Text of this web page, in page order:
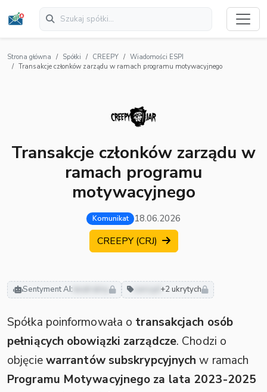
Strona główna Spółki CREEPY
Wiadomości ESPI
Transakcje członków zarządu w ramach programu motywacyjnego
Transakcje członków zarządu w
ramach programu
motywacyjnego
Komunikat 18.06.2026
CREEPY (CRJ)
Sentyment AI: neutralny +2 ukrytych
Spółka poinformowała o transakcjach osób
pełniących obowiązki zarządcze. Chodzi o
objęciewarrantów subskrypcyjnych w ramach
Programu Motywacyjnego za lata 2023-2025